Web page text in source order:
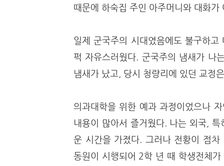
때문에 하숙집 주인 아주머니와 대화
일제 군국주의 시대였음에도 불구하
퍽 자유스러웠다. 군국주의 냄새가 나
냄새가 났고, 당시 청량리에 있던 교정
의과대학을 위한 예과 과정이었으나
내용이 많아서 즐거웠다. 나는 외국,
운 시간을 가졌다. 그러나 전황이 점
동원이 시행되어 2학 년 때 학생전체